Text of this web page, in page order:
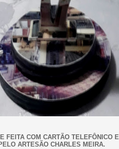
FEITA COM CARTÃO TELEFÔNICO E
ARTESÃO CHARLES MEIRA.